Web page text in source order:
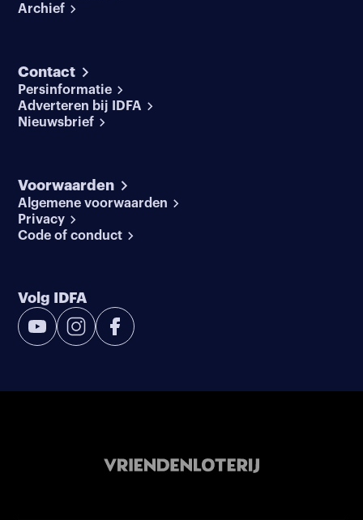
Archief
Contact
Persinformatie
Adverteren bij IDFA
Nieuwsbrief
Voorwaarden
Algemene voorwaarden
Privacy
Code of conduct
Volg IDFA